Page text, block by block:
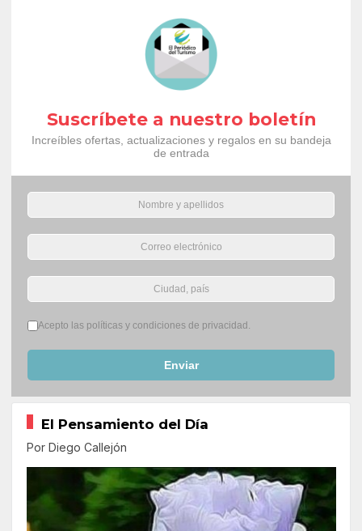
Suscríbete a nuestro boletín
Increíbles ofertas, actualizaciones y regalos en su bandeja
de entrada
Términos del servicio*
Acepto las políticas y condiciones de privacidad.
Enviar
El Pensamiento del Día
Por Diego Callejón